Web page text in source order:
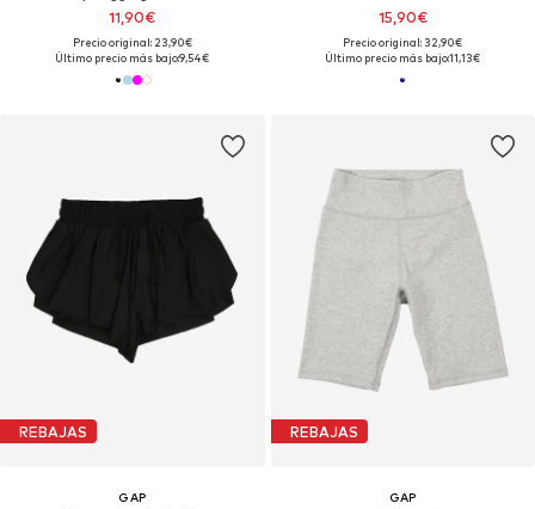
11,90€
Precio original: 23,90€
Último precio más bajo:9,54€
15,90€
Precio original: 32,90€
Último precio más bajo:11,13€
REBAJAS
GAP
REBAJAS
GAP